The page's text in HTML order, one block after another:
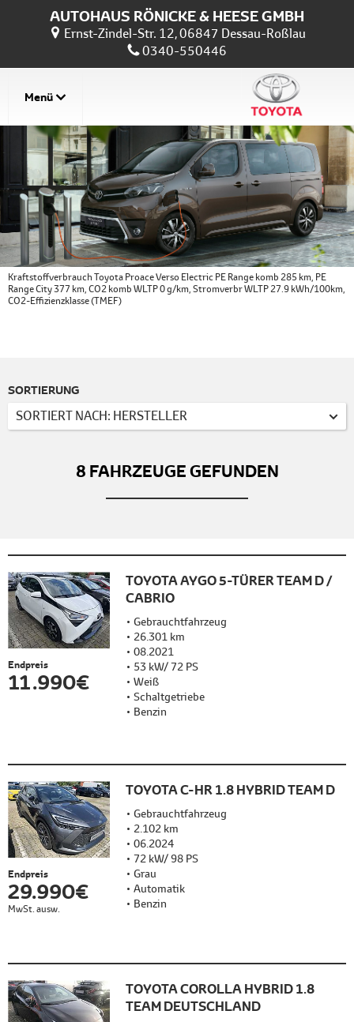
AUTOHAUS RÖNICKE & HEESE GMBH
Ernst-Zindel-Str. 12, 06847 Dessau-Roßlau
0340-550446
Menü
Kraftstoffverbrauch Toyota Proace Verso Electric PE Range komb 285 km, PE
Range City 377 km, CO2 komb WLTP 0 g/km, Stromverbr WLTP 27.9 kWh/100km,
CO2-Effizienzklasse (TMEF)
SORTIERUNG
SORTIERT NACH: HERSTELLER
8 FAHRZEUGE GEFUNDEN
Endpreis
11.990 €
TOYOTA AYGO 5-TÜRER TEAM D /
CABRIO
Gebrauchtfahrzeug
26.301 km
08.2021
53 kW/ 72 PS
Weiß
Schaltgetriebe
Benzin
Endpreis
29.990 €
MwSt. ausw.
TOYOTA C-HR 1.8 HYBRID TEAM D
Gebrauchtfahrzeug
2.102 km
06.2024
72 kW/ 98 PS
Grau
Automatik
Benzin
TOYOTA COROLLA HYBRID 1.8
TEAM DEUTSCHLAND